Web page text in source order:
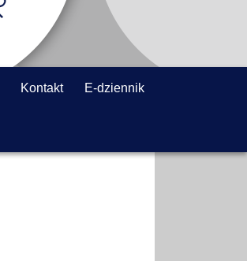
Kontakt E-dziennik